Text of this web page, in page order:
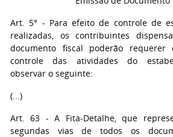
Art. 5° - Para efeito de controle de
realizadas, os contribuintes
documento fiscal poderão
controle das atividades do
observar o seguinte:
(...)
Art. 63 - A Fita-Detalhe, que
segundas vias de todos os